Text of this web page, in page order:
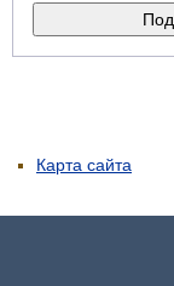
Карта сайта